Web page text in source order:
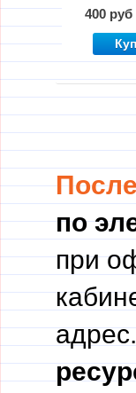
ЕГЭ-
листы и
400 руб
по
при